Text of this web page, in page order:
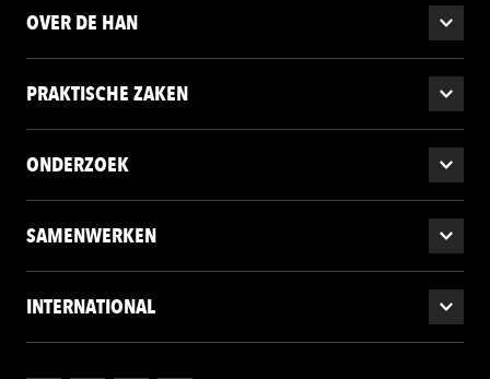
OVER DE HAN
PRAKTISCHE ZAKEN
ONDERZOEK
SAMENWERKEN
INTERNATIONAL